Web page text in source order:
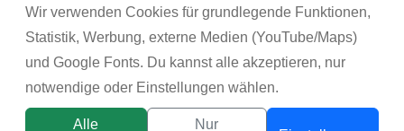
Wir verwenden Cookies für grundlegende Funktionen,
Statistik, Werbung, externe Medien (YouTube/Maps)
und Google Fonts. Du kannst alle akzeptieren, nur
notwendige oder Einstellungen wählen.
Alle Nur
Urhebern und zum Lizenzstatus eingebundener
Mediendateien (etwa Bilder oder Videos) können
im Regelfall durch Anklicken dieser abgerufen
© chemie-schule.de 2026